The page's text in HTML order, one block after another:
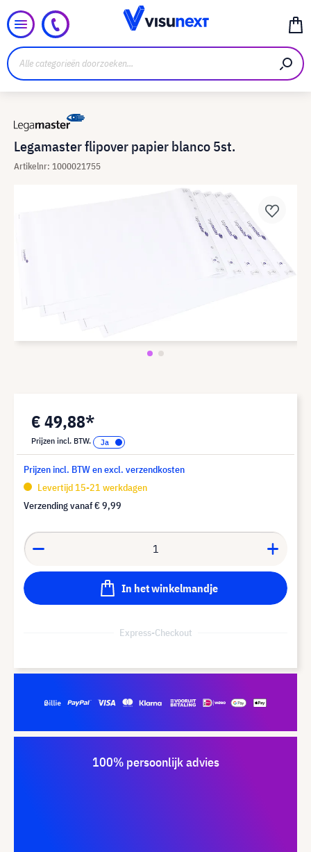
Legamaster flipover papier blanco 5st.
Artikelnr: 1000021755
€ 49,88*
Prijzen incl. BTW.
Prijzen incl. BTW en excl. verzendkosten
Levertijd 15-21 werkdagen
Verzending vanaf€ 9,99
In het winkelmandje
Express-Checkout
100% persoonlijk advies